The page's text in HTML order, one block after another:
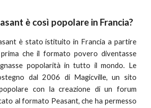
è così popolare in Francia?
è stato istituito in Francia a partire
che il formato povero diventasse
popolarità in tutto il mondo. Le
dal 2006 di Magicville, un sito
con la creazione di un forum
al formato Peasant, che ha permesso